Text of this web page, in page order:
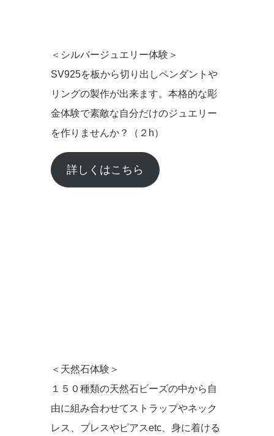
＜シルバージュエリー体験＞
SV925を板から切り出しペンダントや
リングの製作が出来ます。本格的な彫
金体験で素敵な自分だけのジュエリー
を作りませんか？（２h）
詳しくはこちら
＜天然石体験＞
１５０種類の天然石ビーズの中から自
由に組み合わせてストラップやネック
レス、ブレスやピアスetc、身に着ける